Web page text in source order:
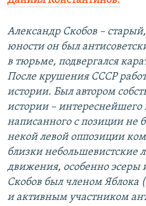
Александр Скобов –
юности он был
в тюрьме, подвергался
После крушения СССР
истории. Был автором
истории – интереснейшего
написанного с позиции не
некой левой оппозиции
близки небольшевистские
движения, особенно эсеры
Скобов был членом Яблока
и активным участником